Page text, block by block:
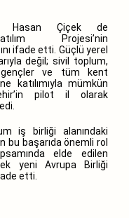
Hasan Çiçek de
Projesi’nin
ifade etti. Güçlü yerel
değil; sivil toplum,
gençler ve tüm kent
katılımıyla mümkün
pilot il olarak
iş birliği alanındaki
bu başarıda önemli rol
elde edilen
yeni Avrupa Birliği
etti.